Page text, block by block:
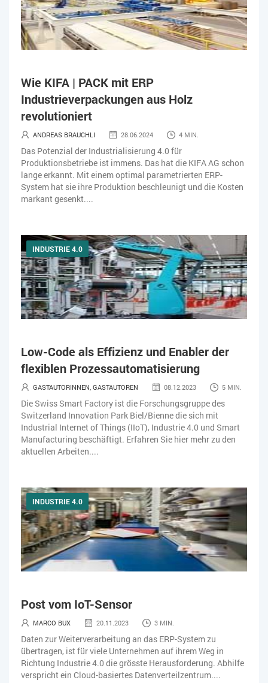
Wie KIFA | PACK mit ERP
Industrieverpackungen aus Holz
revolutioniert
ANDREAS BRAUCHLI 28.06.2024 4 MIN.
Das Potenzial der Industrialisierung 4.0 für
Produktionsbetriebe ist immens. Das hat die KIFA AG schon
lange erkannt. Mit einem optimal parametrierten ERP-
System hat sie ihre Produktion beschleunigt und die Kosten
markant gesenkt....
INDUSTRIE 4.0
Low-Code als Effizienz und Enabler der
flexiblen Prozessautomatisierung
GASTAUTORINNEN, GASTAUTOREN 08.12.2023 5 MIN.
Die Swiss Smart Factory ist die Forschungsgruppe des
Switzerland Innovation Park Biel/Bienne die sich mit
Industrial Internet of Things (IIoT), Industrie 4.0 und Smart
Manufacturing beschäftigt. Erfahren Sie hier mehr zu den
aktuellen Arbeiten....
INDUSTRIE 4.0
Post vom IoT-Sensor
MARCO BUX 20.11.2023 3 MIN.
Daten zur Weiterverarbeitung an das ERP-System zu
übertragen, ist für viele Unternehmen auf ihrem Weg in
Richtung Industrie 4.0 die grösste Herausforderung. Abhilfe
verspricht ein Cloud-basiertes Datenverteilzentrum....